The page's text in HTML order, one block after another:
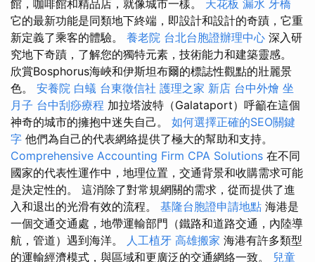
館，咖啡館和精品店，就像城市一樣。 天花板 漏水 牙橋
它的最新功能是同類地下終端，即設計和設計的奇蹟，它重
新定義了乘客的體驗。 養老院 台北台胞證辦理中心 深入研
究地下奇蹟，了解您的獨特元素，技術能力和建築靈感。
欣賞Bosphorus海峽和伊斯坦布爾的標誌性觀點的壯麗景
色。 安養院 白蟻 台東徵信社 護理之家 新店 台中外燴 坐
月子 台中刮痧療程 加拉塔波特（Galataport）呼籲在這個
神奇的城市的擁抱中迷失自己。 如何選擇正確的SEO關鍵
字 他們為自己的代表網絡提供了極大的幫助和支持。
Comprehensive Accounting Firm CPA Solutions 在不同
國家的代表性運作中，地理位置，交通背景和收購需求可能
是決定性的。 這消除了對常規網關的需求，從而提供了進
入和退出的光滑有效的流程。 基隆台胞證申請地點 海港是
一個交通交通處，地帶運輸部門（鐵路和道路交通，內陸導
航，管道）遇到海洋。
人工植牙 高雄搬家 海港有許多類型
的運輸經濟模式，與區域和更廣泛的交通網絡一致。 兒童